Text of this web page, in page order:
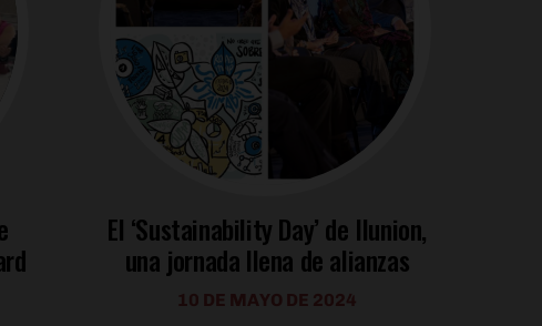
El ‘Sustainability Day’ de Ilunion,
una jornada llena de alianzas
10 DE MAYO DE 2024